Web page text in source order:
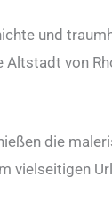
und
von
die
vielseitigen